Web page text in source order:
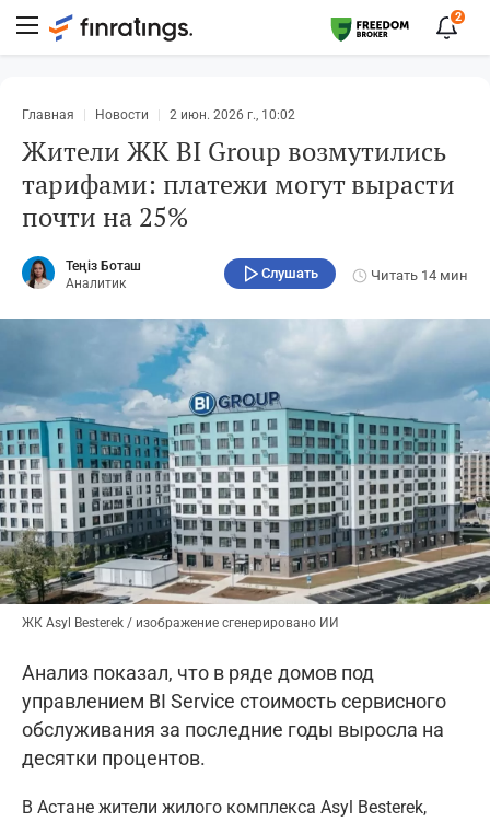
2
Главная Новости 2 июн. 2026 г., 10:02
Жители ЖК BI Group возмутились
тарифами: платежи могут вырасти
почти на 25%
Теңіз Боташ
Аналитик
Слушать Читать 14 мин
ЖК Asyl Besterek / изображение сгенерировано ИИ
Анализ показал, что в ряде домов под
управлением BI Service стоимость сервисного
обслуживания за последние годы выросла на
десятки процентов.
В Астане жители жилого комплекса Asyl Besterek,